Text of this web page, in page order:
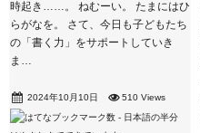
時起き……。 ねむーい。 たまにはひ
らがなを。 さて、今日も子どもたち
の「書く力」をサポートしていき
ま…
2024年10月10日 510 Views